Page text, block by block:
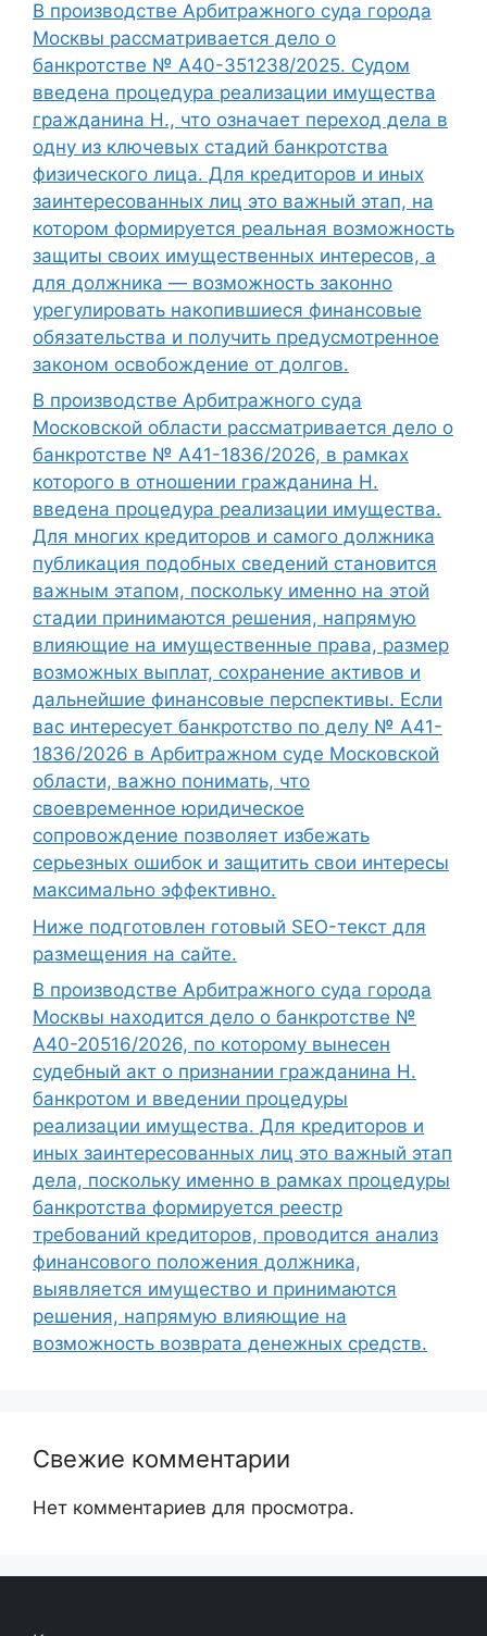
В производстве Арбитражного суда города
Москвы рассматривается дело о
банкротстве № А40-351238/2025. Судом
введена процедура реализации имущества
гражданина Н., что означает переход дела в
одну из ключевых стадий банкротства
физического лица. Для кредиторов и иных
заинтересованных лиц это важный этап, на
котором формируется реальная возможность
защиты своих имущественных интересов, а
для должника — возможность законно
урегулировать накопившиеся финансовые
обязательства и получить предусмотренное
законом освобождение от долгов.
В производстве Арбитражного суда
Московской области рассматривается дело о
банкротстве № А41-1836/2026, в рамках
которого в отношении гражданина Н.
введена процедура реализации имущества.
Для многих кредиторов и самого должника
публикация подобных сведений становится
важным этапом, поскольку именно на этой
стадии принимаются решения, напрямую
влияющие на имущественные права, размер
возможных выплат, сохранение активов и
дальнейшие финансовые перспективы. Если
вас интересует банкротство по делу № А41-
1836/2026 в Арбитражном суде Московской
области, важно понимать, что
своевременное юридическое
сопровождение позволяет избежать
серьезных ошибок и защитить свои интересы
максимально эффективно.
Ниже подготовлен готовый SEO-текст для
размещения на сайте.
В производстве Арбитражного суда города
Москвы находится дело о банкротстве №
А40-20516/2026, по которому вынесен
судебный акт о признании гражданина Н.
банкротом и введении процедуры
реализации имущества. Для кредиторов и
иных заинтересованных лиц это важный этап
дела, поскольку именно в рамках процедуры
банкротства формируется реестр
требований кредиторов, проводится анализ
финансового положения должника,
выявляется имущество и принимаются
решения, напрямую влияющие на
возможность возврата денежных средств.
Свежие комментарии
Нет комментариев для просмотра.